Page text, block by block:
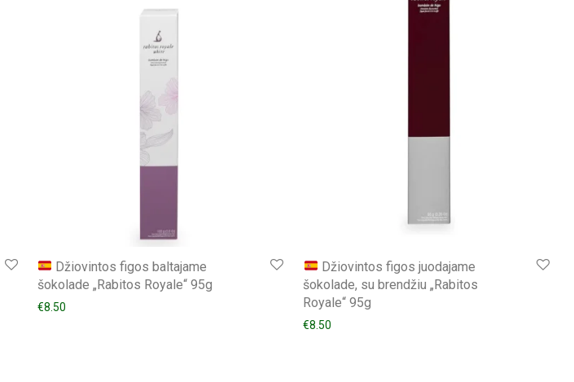
Džiovintos figos baltajame
šokolade „Rabitos Royale“ 95g
€8.50
Džiovintos figos juodajame
šokolade, su brendžiu „Rabitos
Royale“ 95g
€8.50